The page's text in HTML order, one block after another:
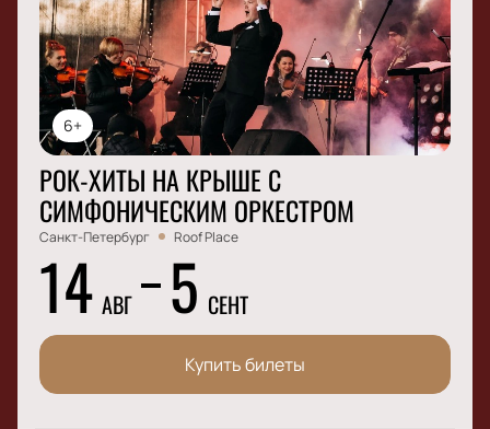
6+
РОК-ХИТЫ НА КРЫШЕ С
СИМФОНИЧЕСКИМ ОРКЕСТРОМ
Санкт-Петербург Roof Place
14 АВГ 5 СЕНТ
Купить билеты